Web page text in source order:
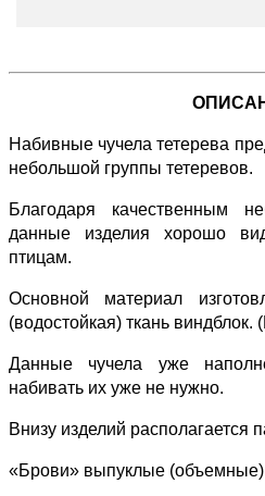
Набивные чучела тетерева
небольшой группы тетеревов.
Благодаря качественным
данные изделия хорошо
птицам.
Основной материал
(водостойкая) ткань
Данные чучела уже
набивать их уже не нужно.
Внизу изделий располагается
«Брови» выпуклые